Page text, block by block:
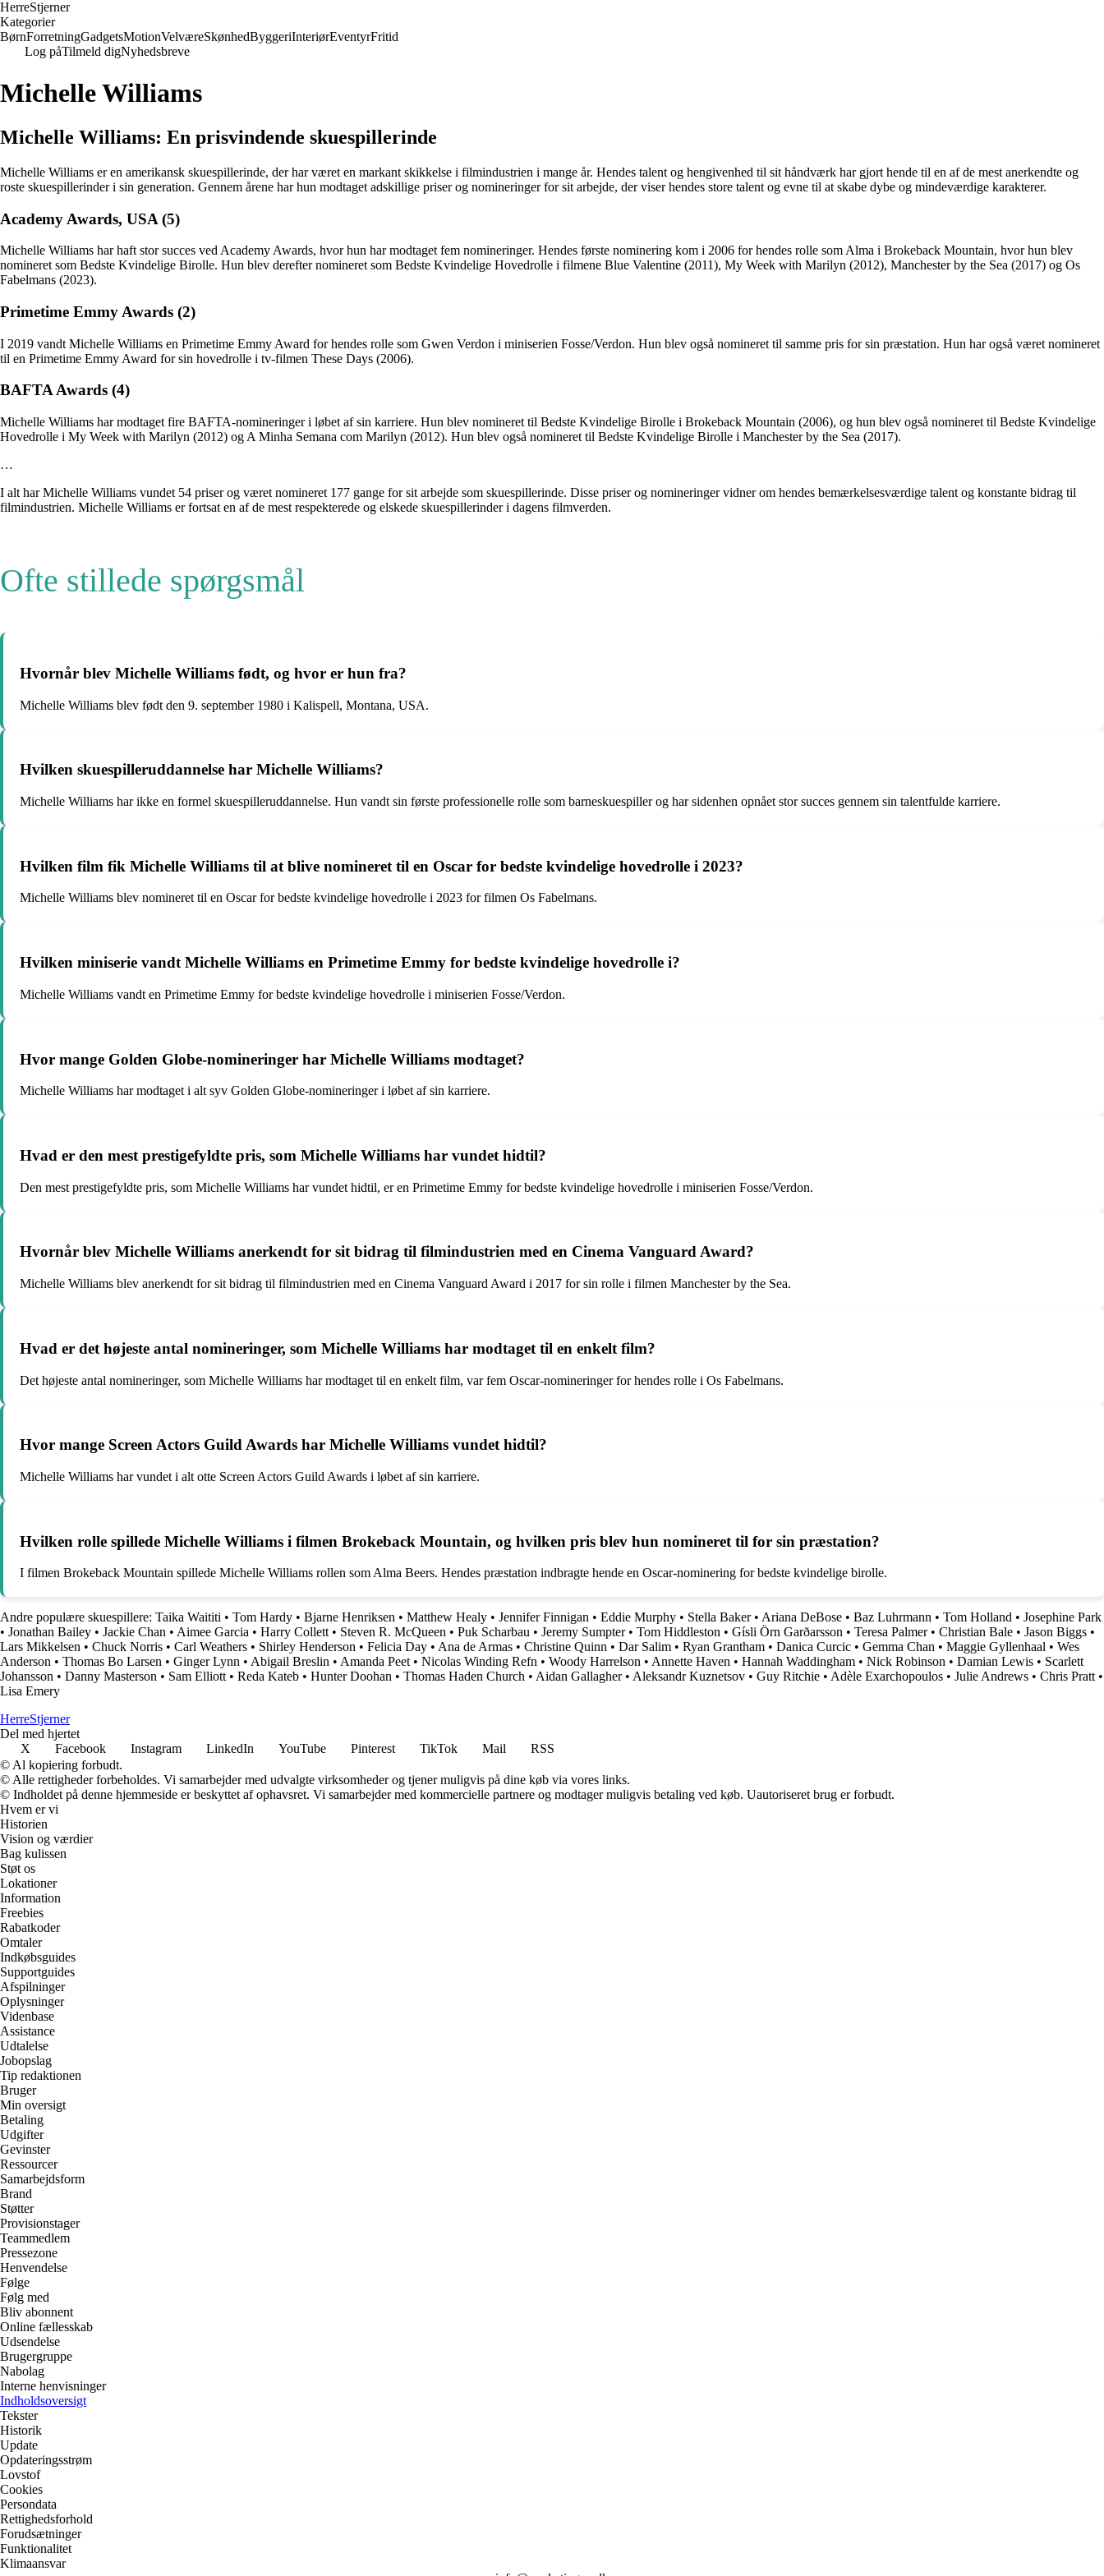
HerreStjerner
Kategorier
BørnForretningGadgetsMotionVelværeSkønhedByggeriInteriørEventyrFritid
Log påTilmeld digNyhedsbreve
Michelle Williams
Michelle Williams: En prisvindende skuespillerinde
Michelle Williams er en amerikansk skuespillerinde, der har været en markant skikkelse i filmindustrien i mange år. Hendes talent og hengivenhed til sit håndværk har gjort hende til en af de mest anerkendte og
roste skuespillerinder i sin generation. Gennem årene har hun modtaget adskillige priser og nomineringer for sit arbejde, der viser hendes store talent og evne til at skabe dybe og mindeværdige karakterer.
Academy Awards, USA (5)
Michelle Williams har haft stor succes ved Academy Awards, hvor hun har modtaget fem nomineringer. Hendes første nominering kom i 2006 for hendes rolle som Alma i Brokeback Mountain, hvor hun blev
nomineret som Bedste Kvindelige Birolle. Hun blev derefter nomineret som Bedste Kvindelige Hovedrolle i filmene Blue Valentine (2011), My Week with Marilyn (2012), Manchester by the Sea (2017) og Os
Fabelmans (2023).
Primetime Emmy Awards (2)
I 2019 vandt Michelle Williams en Primetime Emmy Award for hendes rolle som Gwen Verdon i miniserien Fosse/Verdon. Hun blev også nomineret til samme pris for sin præstation. Hun har også været nomineret
til en Primetime Emmy Award for sin hovedrolle i tv-filmen These Days (2006).
BAFTA Awards (4)
Michelle Williams har modtaget fire BAFTA-nomineringer i løbet af sin karriere. Hun blev nomineret til Bedste Kvindelige Birolle i Brokeback Mountain (2006), og hun blev også nomineret til Bedste Kvindelige
Hovedrolle i My Week with Marilyn (2012) og A Minha Semana com Marilyn (2012). Hun blev også nomineret til Bedste Kvindelige Birolle i Manchester by the Sea (2017).
…
I alt har Michelle Williams vundet 54 priser og været nomineret 177 gange for sit arbejde som skuespillerinde. Disse priser og nomineringer vidner om hendes bemærkelsesværdige talent og konstante bidrag til
filmindustrien. Michelle Williams er fortsat en af de mest respekterede og elskede skuespillerinder i dagens filmverden.
Ofte stillede spørgsmål
Hvornår blev Michelle Williams født, og hvor er hun fra?
Michelle Williams blev født den 9. september 1980 i Kalispell, Montana, USA.
Hvilken skuespilleruddannelse har Michelle Williams?
Michelle Williams har ikke en formel skuespilleruddannelse. Hun vandt sin første professionelle rolle som barneskuespiller og har sidenhen opnået stor succes gennem sin talentfulde karriere.
Hvilken film fik Michelle Williams til at blive nomineret til en Oscar for bedste kvindelige hovedrolle i 2023?
Michelle Williams blev nomineret til en Oscar for bedste kvindelige hovedrolle i 2023 for filmen Os Fabelmans.
Hvilken miniserie vandt Michelle Williams en Primetime Emmy for bedste kvindelige hovedrolle i?
Michelle Williams vandt en Primetime Emmy for bedste kvindelige hovedrolle i miniserien Fosse/Verdon.
Hvor mange Golden Globe-nomineringer har Michelle Williams modtaget?
Michelle Williams har modtaget i alt syv Golden Globe-nomineringer i løbet af sin karriere.
Hvad er den mest prestigefyldte pris, som Michelle Williams har vundet hidtil?
Den mest prestigefyldte pris, som Michelle Williams har vundet hidtil, er en Primetime Emmy for bedste kvindelige hovedrolle i miniserien Fosse/Verdon.
Hvornår blev Michelle Williams anerkendt for sit bidrag til filmindustrien med en Cinema Vanguard Award?
Michelle Williams blev anerkendt for sit bidrag til filmindustrien med en Cinema Vanguard Award i 2017 for sin rolle i filmen Manchester by the Sea.
Hvad er det højeste antal nomineringer, som Michelle Williams har modtaget til en enkelt film?
Det højeste antal nomineringer, som Michelle Williams har modtaget til en enkelt film, var fem Oscar-nomineringer for hendes rolle i Os Fabelmans.
Hvor mange Screen Actors Guild Awards har Michelle Williams vundet hidtil?
Michelle Williams har vundet i alt otte Screen Actors Guild Awards i løbet af sin karriere.
Hvilken rolle spillede Michelle Williams i filmen Brokeback Mountain, og hvilken pris blev hun nomineret til for sin præstation?
I filmen Brokeback Mountain spillede Michelle Williams rollen som Alma Beers. Hendes præstation indbragte hende en Oscar-nominering for bedste kvindelige birolle.
Andre populære skuespillere: Taika Waititi • Tom Hardy • Bjarne Henriksen • Matthew Healy • Jennifer Finnigan • Eddie Murphy • Stella Baker• Ariana DeBose • Baz Luhrmann • Tom Holland • Josephine Park
• Jonathan Bailey • Jackie Chan • Aimee Garcia • Harry Collett• Steven R. McQueen • Puk Scharbau • Jeremy Sumpter• Tom Hiddleston • Gísli Örn Garðarsson • Teresa Palmer• Christian Bale • Jason Biggs •
Lars Mikkelsen • Chuck Norris • Carl Weathers • Shirley Henderson • Felicia Day • Ana de Armas • Christine Quinn • Dar Salim • Ryan Grantham • Danica Curcic • Gemma Chan • Maggie Gyllenhaal • Wes
Anderson • Thomas Bo Larsen • Ginger Lynn • Abigail Breslin • Amanda Peet• Nicolas Winding Refn • Woody Harrelson • Annette Haven • Hannah Waddingham • Nick Robinson • Damian Lewis • Scarlett
Johansson • Danny Masterson • Sam Elliott• Reda Kateb • Hunter Doohan • Thomas Haden Church • Aidan Gallagher• Aleksandr Kuznetsov • Guy Ritchie • Adèle Exarchopoulos • Julie Andrews • Chris Pratt•
Lisa Emery
HerreStjerner
Del med hjertet
X
Facebook Instagram LinkedIn YouTube Pinterest TikTok Mail
RSS
© Al kopiering forbudt.
© Alle rettigheder forbeholdes. Vi samarbejder med udvalgte virksomheder og tjener muligvis på dine køb via vores links.
© Indholdet på denne hjemmeside er beskyttet af ophavsret. Vi samarbejder med kommercielle partnere og modtager muligvis betaling ved køb. Uautoriseret brug er forbudt.
Hvem er vi
Historien
Vision og værdier
Bag kulissen
Støt os
Lokationer
Information
Freebies
Rabatkoder
Omtaler
Indkøbsguides
Supportguides
Afspilninger
Oplysninger
Videnbase
Assistance
Udtalelse
Jobopslag
Tip redaktionen
Bruger
Min oversigt
Betaling
Udgifter
Gevinster
Ressourcer
Samarbejdsform
Brand
Støtter
Provisionstager
Teammedlem
Pressezone
Henvendelse
Følge
Følg med
Bliv abonnent
Online fællesskab
Udsendelse
Brugergruppe
Nabolag
Interne henvisninger
Indholdsoversigt
Tekster
Historik
Update
Opdateringsstrøm
Lovstof
Cookies
Persondata
Rettighedsforhold
Forudsætninger
Funktionalitet
Klimaansvar